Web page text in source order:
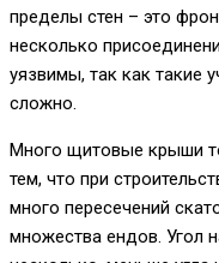
пределы стен – это
несколько
уязвимы, так как такие
сложно.
Много щитовые крыши
тем, что при
много пересечений
множества ендов. Угол